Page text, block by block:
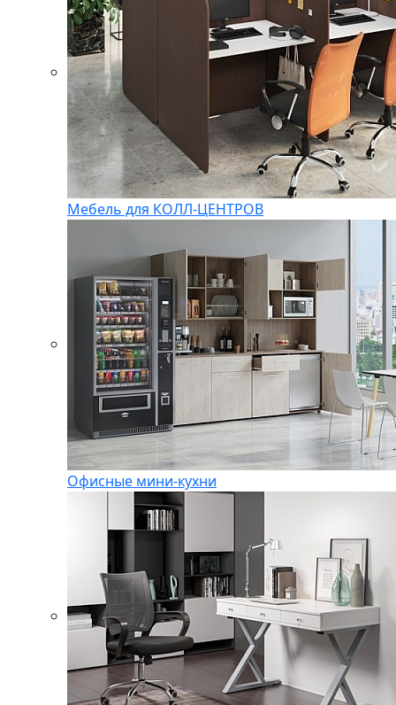
Мебель для КОЛЛ-ЦЕНТРОВ
Офисные мини-кухни